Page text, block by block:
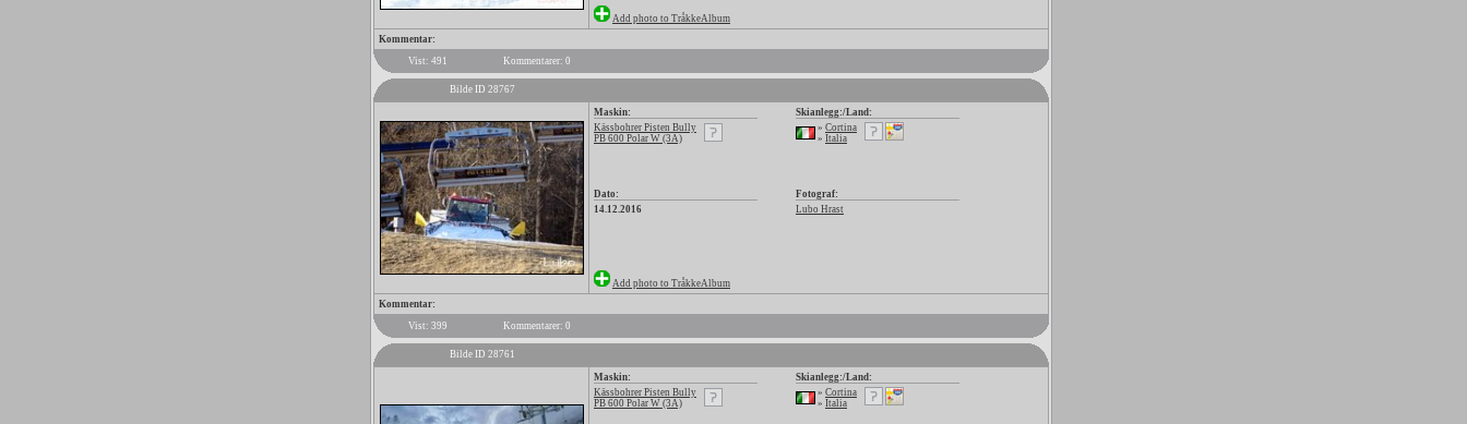
Add photo to TråkkeAlbum
Kommentar:
Vist: 491
Kommentarer: 0
Bilde ID 28767
Maskin:
Kässbohrer Pisten Bully
PB 600 Polar W (3A)
Skianlegg:/Land:
» Cortina
» Italia
Dato:
14.12.2016
Fotograf:
Lubo Hrast
Add photo to TråkkeAlbum
Kommentar:
Vist: 399
Kommentarer: 0
Bilde ID 28761
Maskin:
Kässbohrer Pisten Bully
PB 600 Polar W (3A)
Skianlegg:/Land:
» Cortina
» Italia